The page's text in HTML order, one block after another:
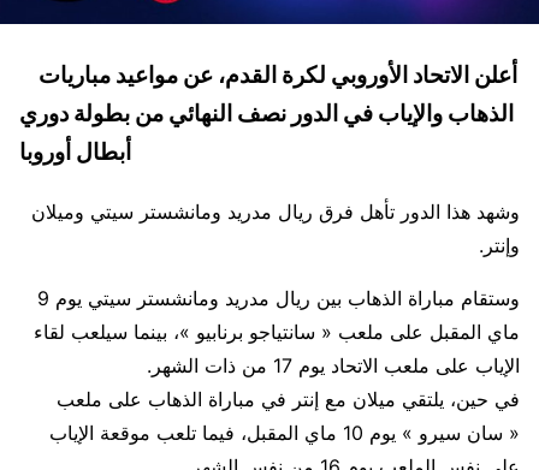
الذهاب والإياب في الدور نصف النهائي من بطولة دوري
أبطال أوروبا
وشهد هذا الدور تأهل فرق ريال مدريد ومانشستر سيتي وميلان
وإنتر.
وستقام مباراة الذهاب بين ريال مدريد ومانشستر سيتي يوم 9
ماي المقبل على ملعب « سانتياجو برنابيو »، بينما سيلعب لقاء
الإياب على ملعب الاتحاد يوم 17 من ذات الشهر.
في حين، يلتقي ميلان مع إنتر في مباراة الذهاب على ملعب
« سان سيرو » يوم 10 ماي المقبل، فيما تلعب موقعة الإياب